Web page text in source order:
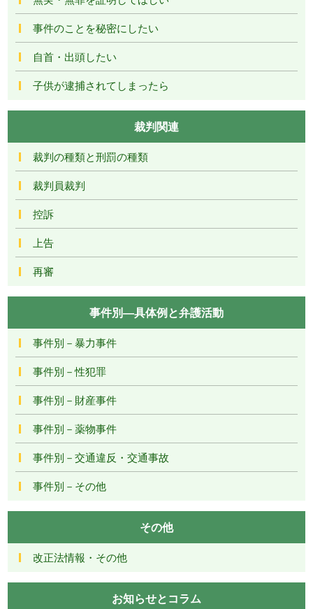
事件のことを秘密にしたい
自首・出頭したい
子供が逮捕されてしまったら
裁判関連
裁判の種類と刑罰の種類
裁判員裁判
控訴
上告
再審
事件別―具体例と弁護活動
事件別－暴力事件
事件別－性犯罪
事件別－財産事件
事件別－薬物事件
事件別－交通違反・交通事故
事件別－その他
その他
改正法情報・その他
お知らせとコラム